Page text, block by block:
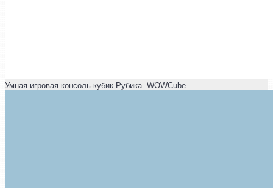
Умная игровая консоль-кубик Рубика. WOWCube